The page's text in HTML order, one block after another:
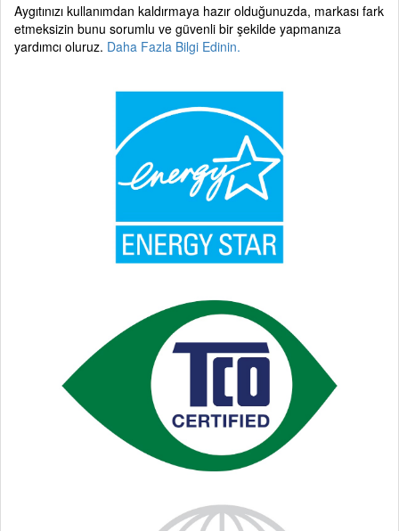
Aygıtınızı kullanımdan kaldırmaya hazır olduğunuzda, markası fark
etmeksizin bunu sorumlu ve güvenli bir şekilde yapmanıza
yardımcı oluruz. Daha Fazla Bilgi Edinin.